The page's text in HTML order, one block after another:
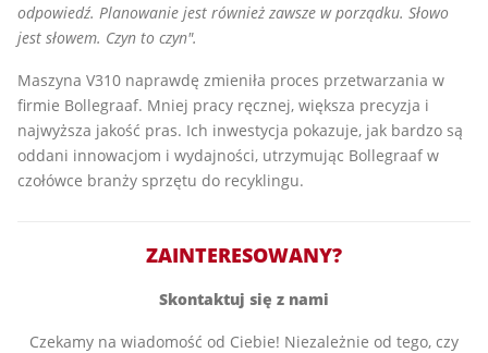
odpowiedź. Planowanie jest również zawsze w porządku. Słowo
jest słowem. Czyn to czyn".
Maszyna V310 naprawdę zmieniła proces przetwarzania w
firmie Bollegraaf. Mniej pracy ręcznej, większa precyzja i
najwyższa jakość pras. Ich inwestycja pokazuje, jak bardzo są
oddani innowacjom i wydajności, utrzymując Bollegraaf w
czołówce branży sprzętu do recyklingu.
ZAINTERESOWANY?
Skontaktuj się z nami
Czekamy na wiadomość od Ciebie! Niezależnie od tego, czy